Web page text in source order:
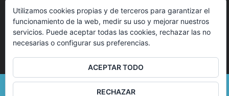
E-Mail:clinica@delbozyrodriguez.es
© 2026 . Funciona gracias a
Utilizamos cookies propias y de terceros para garantizar el
funcionamiento de la web, medir su uso y mejorar nuestros
servicios. Puede aceptar todas las cookies, rechazar las no
necesarias o configurar sus preferencias.
ACEPTAR TODO
RECHAZAR